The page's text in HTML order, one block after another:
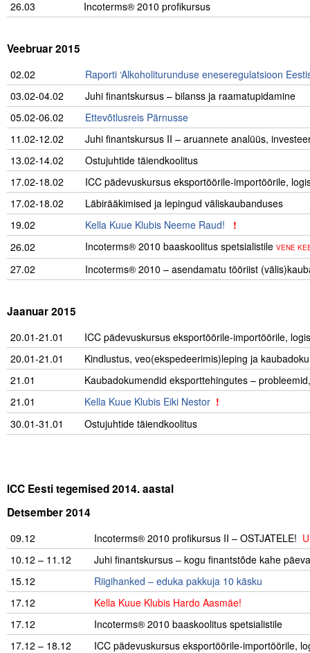
26.03 Incoterms® 2010 profikursus
Veebruar 2015
02.02
Raporti ‘Alkoholiturunduse eneseregulatsioon
03.02-04.02
Juhi finantskursus – bilanss ja raamatupidamine
05.02-06.02
Ettevõtlusreis Pärnusse
11.02-12.02
Juhi finantskursus II – aruannete analüüs,
13.02-14.02
Ostujuhtide täiendkoolitus
17.02-18.02
ICC pädevuskursus eksportöörile-importöörile,
17.02-18.02
Läbirääkimised ja lepingud väliskaubanduses
19.02
Kella Kuue Klubis Neeme Raud! !
26.02
Incoterms® 2010 baaskoolitus spetsialistile VENE
27.02 Incoterms® 2010 – asendamatu tööriist
Jaanuar 2015
20.01-21.01
ICC pädevuskursus eksportöörile-importöörile,
20.01-21.01
Kindlustus, veo(ekspedeerimis)leping ja
21.01
Kaubadokumendid eksporttehingutes –
21.01
Kella Kuue Klubis Eiki Nestor !
30.01-31.01
Ostujuhtide täiendkoolitus
ICC Eesti tegemised 2014. aastal
Detsember 2014
09.12 Incoterms® 2010 profikursus II – OSTJATELE!
10.12 – 11.12
Juhi finantskursus – kogu finantstõde kahe
15.12
Riigihanked – eduka pakkuja 10 käsku
17.12
Kella Kuue Klubis Hardo Aasmäe!
17.12
Incoterms® 2010 baaskoolitus spetsialistile
17.12 – 18.12
ICC pädevuskursus eksportöörile-importöörile,